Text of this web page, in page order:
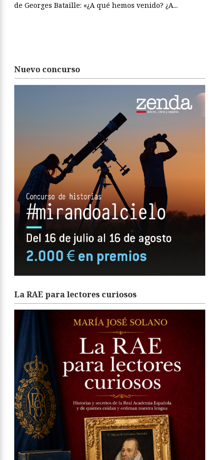
de Georges Bataille: «¿A qué hemos venido? ¿A...
Nuevo concurso
La RAE para lectores curiosos